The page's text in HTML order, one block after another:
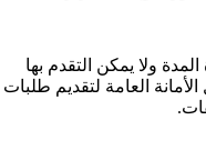
ولا يمكن التقدم بها
العامة لتقديم طلبات